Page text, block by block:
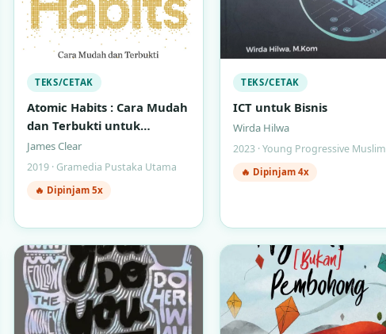
TEKS/CETAK
Atomic Habits : Cara Mudah
dan Terbukti untuk
Membentuk Kebiasaan Baik
dan Menghilangkan
Kebiasaan Buruk
James Clear
2019 · Gramedia Pustaka Utama
🔥 Dipinjam 5x
TEKS/CETAK
ICT untuk Bisnis
Wirda Hilwa
2023 · Young Progressive Muslim
🔥 Dipinjam 4x